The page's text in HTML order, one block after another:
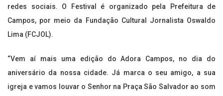
redes sociais. O Festival é organizado pela Prefeitura de
Campos, por meio da Fundação Cultural Jornalista Oswaldo
Lima (FCJOL).
“Vem aí mais uma edição do Adora Campos, no dia do
aniversário da nossa cidade. Já marca o seu amigo, a sua
igreja e vamos louvar o Senhor na Praça São Salvador ao som